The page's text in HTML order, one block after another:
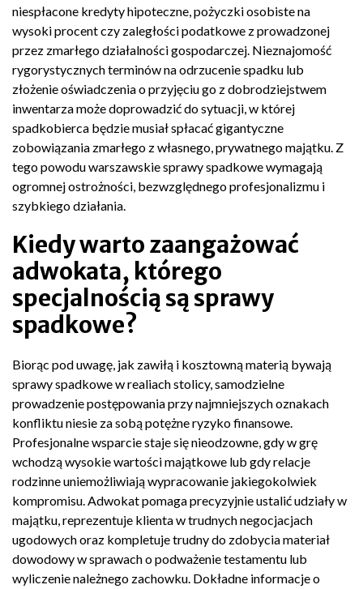
niespłacone kredyty hipoteczne, pożyczki osobiste na
wysoki procent czy zaległości podatkowe z prowadzonej
przez zmarłego działalności gospodarczej. Nieznajomość
rygorystycznych terminów na odrzucenie spadku lub
złożenie oświadczenia o przyjęciu go z dobrodziejstwem
inwentarza może doprowadzić do sytuacji, w której
spadkobierca będzie musiał spłacać gigantyczne
zobowiązania zmarłego z własnego, prywatnego majątku. Z
tego powodu warszawskie sprawy spadkowe wymagają
ogromnej ostrożności, bezwzględnego profesjonalizmu i
szybkiego działania.
Kiedy warto zaangażować
adwokata, którego
specjalnością są sprawy
spadkowe?
Biorąc pod uwagę, jak zawiłą i kosztowną materią bywają
sprawy spadkowe w realiach stolicy, samodzielne
prowadzenie postępowania przy najmniejszych oznakach
konfliktu niesie za sobą potężne ryzyko finansowe.
Profesjonalne wsparcie staje się nieodzowne, gdy w grę
wchodzą wysokie wartości majątkowe lub gdy relacje
rodzinne uniemożliwiają wypracowanie jakiegokolwiek
kompromisu. Adwokat pomaga precyzyjnie ustalić udziały w
majątku, reprezentuje klienta w trudnych negocjacjach
ugodowych oraz kompletuje trudny do zdobycia materiał
dowodowy w sprawach o podważenie testamentu lub
wyliczenie należnego zachowku. Dokładne informacje o